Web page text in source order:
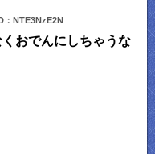
：NTE3NzE2N
おでんにしちゃうな